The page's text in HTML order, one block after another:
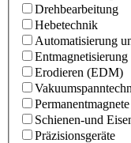
Drehbearbeitung
Hebetechnik
Automatisierung
Entmagnetisierung
Erodieren (EDM)
Permanentmagnete
Schienen-und
Präzisionsgeräte